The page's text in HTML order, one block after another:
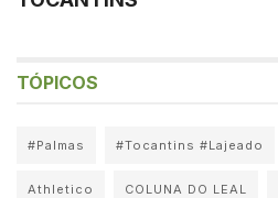
TÓPICOS
#Palmas #Tocantins #Lajeado
Athletico COLUNA DO LEAL